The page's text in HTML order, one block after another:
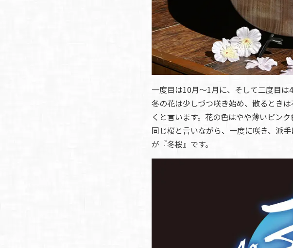
一度目は10月～1月に、そして二度目は
冬の花は少しづつ咲き始め、散るとき
くと言います。花の色はやや薄いピンク
同じ桜と言いながら、一度に咲き、派
が『冬桜』です。